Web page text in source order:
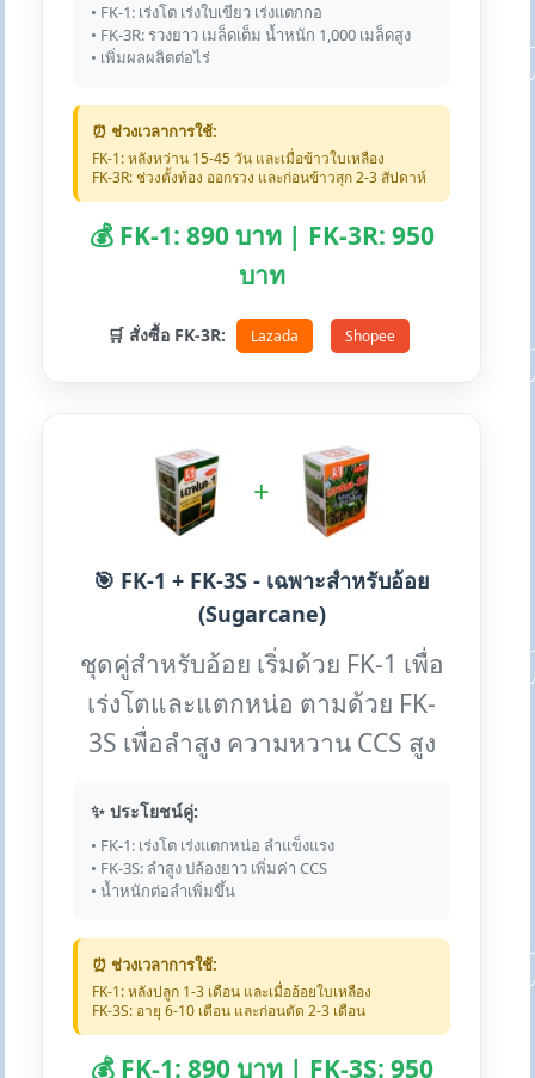
• FK-1: เร่งโต เร่งใบเขียว เร่งแตกกอ
• FK-3R: รวงยาว เมล็ดเต็ม น้ำหนัก 1,000 เมล็ดสูง
• เพิ่มผลผลิตต่อไร่
⏰ ช่วงเวลาการใช้:
FK-1: หลังหว่าน 15-45 วัน และเมื่อข้าวใบเหลือง
FK-3R: ช่วงตั้งท้อง ออกรวง และก่อนข้าวสุก 2-3 สัปดาห์
💰 FK-1: 890 บาท | FK-3R: 950
บาท
🛒 สั่งซื้อ FK-3R: Lazada Shopee
+
🎯 FK-1 + FK-3S - เฉพาะสำหรับอ้อย
(Sugarcane)
ชุดคู่สำหรับอ้อย เริ่มด้วย FK-1 เพื่อ
เร่งโตและแตกหน่อ ตามด้วย FK-
3S เพื่อลำสูง ความหวาน CCS สูง
✨ ประโยชน์คู่:
• FK-1: เร่งโต เร่งแตกหน่อ ลำแข็งแรง
• FK-3S: ลำสูง ปล้องยาว เพิ่มค่า CCS
• น้ำหนักต่อลำเพิ่มขึ้น
⏰ ช่วงเวลาการใช้:
FK-1: หลังปลูก 1-3 เดือน และเมื่ออ้อยใบเหลือง
FK-3S: อายุ 6-10 เดือน และก่อนตัด 2-3 เดือน
💰 FK-1: 890 บาท | FK-3S: 950